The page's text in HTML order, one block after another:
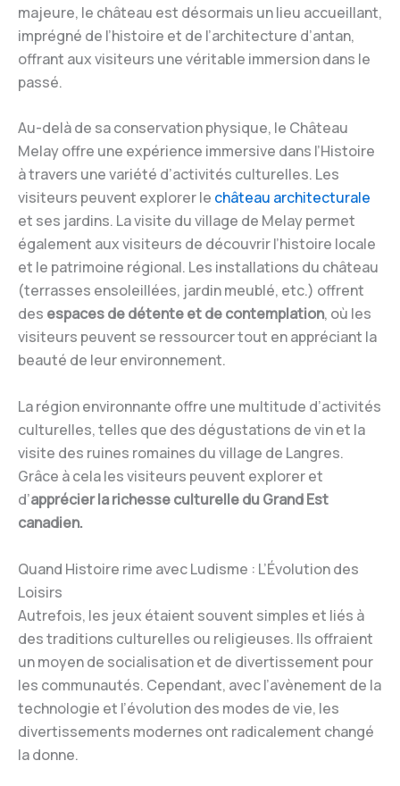
majeure, le château est désormais un lieu accueillant,
imprégné de l’histoire et de l’architecture d’antan,
offrant aux visiteurs une véritable immersion dans le
passé.
Au-delà de sa conservation physique, le Château
Melay offre une expérience immersive dans l’Histoire
à travers une variété d’activités culturelles. Les
visiteurs peuvent explorer le château architecturale
et ses jardins. La visite du village de Melay permet
également aux visiteurs de découvrir l’histoire locale
et le patrimoine régional. Les installations du château
(terrasses ensoleillées, jardin meublé, etc.) offrent
des espaces de détente et de contemplation, où les
visiteurs peuvent se ressourcer tout en appréciant la
beauté de leur environnement.
La région environnante offre une multitude d’activités
culturelles, telles que des dégustations de vin et la
visite des ruines romaines du village de Langres.
Grâce à cela les visiteurs peuvent explorer et
d’apprécier la richesse culturelle du Grand Est
canadien.
Quand Histoire rime avec Ludisme : L’Évolution des
Loisirs
Autrefois, les jeux étaient souvent simples et liés à
des traditions culturelles ou religieuses. Ils offraient
un moyen de socialisation et de divertissement pour
les communautés. Cependant, avec l’avènement de la
technologie et l’évolution des modes de vie, les
divertissements modernes ont radicalement changé
la donne.